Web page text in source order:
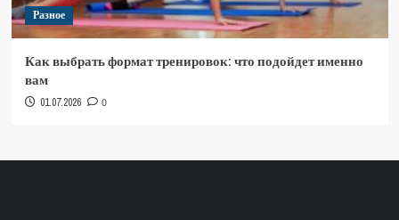
Разное
Как выбрать формат тренировок: что подойдет именно
вам
01.07.2026 0